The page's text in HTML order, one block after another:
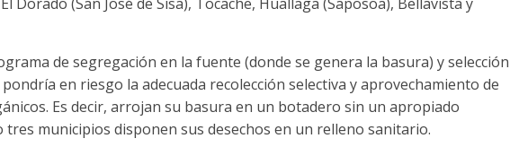
de segregación en la fuente (donde se genera la basura) y selección
en riesgo la adecuada recolección selectiva y aprovechamiento de
Es decir, arrojan su basura en un botadero sin un apropiado
tres municipios disponen sus desechos en un relleno sanitario.